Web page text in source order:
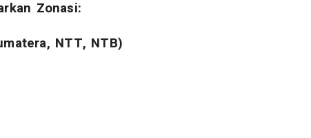
Zonasi:
NTT, NTB)